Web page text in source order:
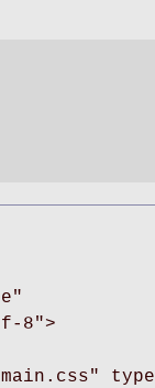
8">